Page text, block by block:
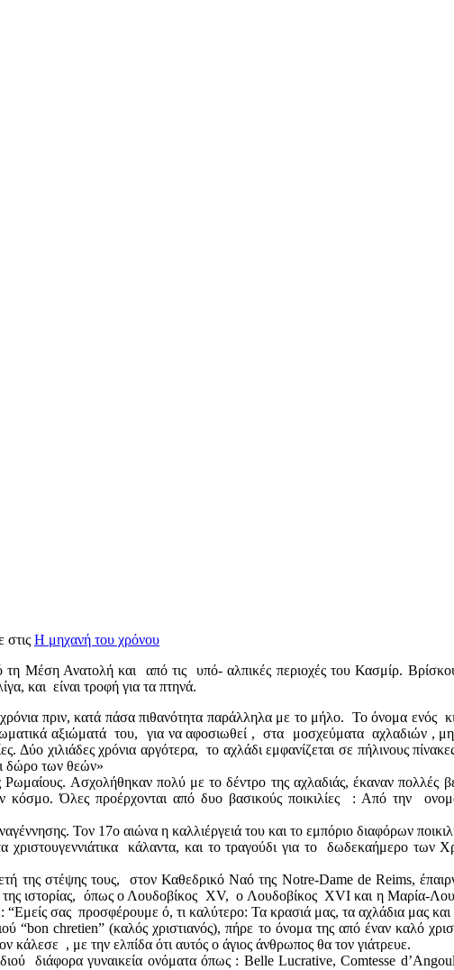
στις Η μηχανή του χρόνου
Μέση Ανατολή και από τις υπό- αλπικές περιοχές του Κασμίρ.
και είναι τροφή για τα πτηνά.
πριν, κατά πάσα πιθανότητα παράλληλα με το μήλο. Το όνομα ενός
αξιώματά του, για να αφοσιωθεί , στα μοσχεύματα αχλαδιών ,
Δύο χιλιάδες χρόνια αργότερα, το αχλάδι εμφανίζεται σε πήλινους
δώρο των θεών»
Ασχολήθηκαν πολύ με το δέντρο της αχλαδιάς, έκαναν πολλές
κόσμο. Όλες προέρχονται από δυο βασικούς ποικιλίες : Από την
Τον 17ο αιώνα η καλλιέργειά του και το εμπόριο διαφόρων
κάλαντα, και το τραγούδι για το δωδεκαήμερο των
της στέψης τους, στον Καθεδρικό Ναό της Notre-Dame de Reims,
ιστορίας, όπως ο Λουδοβίκος XV, ο Λουδοβίκος XVI και η Μαρία-
σας προσφέρουμε ό, τι καλύτερο: Τα κρασιά μας, τα αχλάδια μας και
“bon chretien” (καλός χριστιανός), πήρε το όνομα της από έναν καλό
, με την ελπίδα ότι αυτός ο άγιος άνθρωπος θα τον γιάτρευε.
διάφορα γυναικεία ονόματα όπως : Belle Lucrative, Comtesse